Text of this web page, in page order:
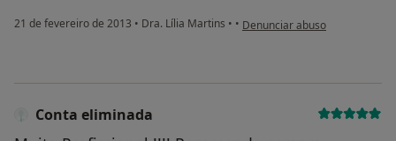
21 de fevereiro de 2013 • Dra. Lília Martins • • na opinião do utilizador
Denunciar abuso
Conta eliminada